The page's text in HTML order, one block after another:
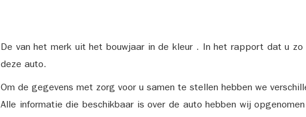
De van het merk uit het bouwjaar in de kleur . In het rapport dat u
deze auto.
Om de gegevens met zorg voor u samen te stellen hebben we
Alle informatie die beschikbaar is over de auto hebben wij